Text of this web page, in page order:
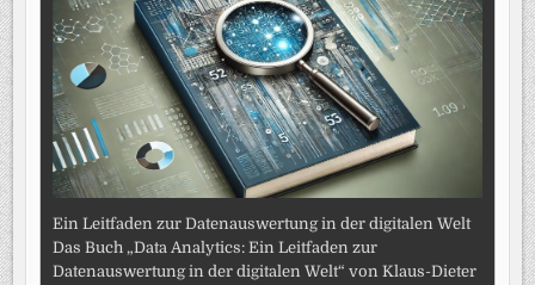
Ein Leitfaden zur Datenauswertung in der digitalen Welt
Das Buch „Data Analytics: Ein Leitfaden zur
Datenauswertung in der digitalen Welt“ von Klaus-Dieter